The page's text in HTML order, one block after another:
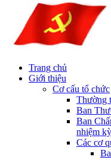
Trang chủ
Giới thiệu
Cơ cấu tổ chức
Thường
Ban
Ban
nhiệm
Các cơ